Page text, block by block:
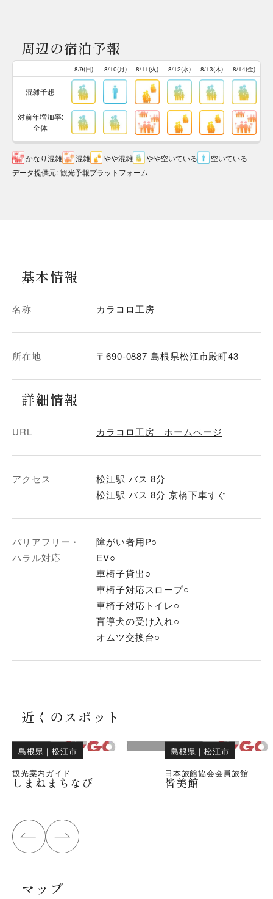
周辺の宿泊予報
8/9(日) 8/10(月) 8/11(火) 8/12(水) 8/13(木) 8/14(金)
混雑予想
対前年増加率:
全体
かなり混雑 混雑 やや混雑 やや空いている
空いている
データ提供元: 観光予報プラットフォーム
基本情報
名称 カラコロ工房
所在地 〒690-0887 島根県松江市殿町43
詳細情報
URL カラコロ工房 ホームページ
アクセス
松江駅 バス 8分
松江駅 バス 8分 京橋下車すぐ
バリアフリー・
ハラル対応
障がい者用P○
EV○
車椅子貸出○
車椅子対応スロープ○
車椅子対応トイレ○
盲導犬の受け入れ○
オムツ交換台○
近くのスポット
島根県 ｜松江市
観光案内ガイド
しまねまちなび
島根県 ｜松江市
日本旅館協会会員旅館
皆美館
マップ